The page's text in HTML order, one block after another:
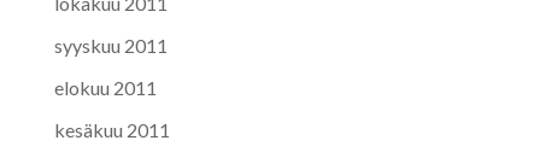
syyskuu 2011
elokuu 2011
kesäkuu 2011